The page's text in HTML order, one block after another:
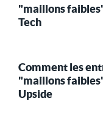
"maillons
Tech
Comment les
"maillons
Upside